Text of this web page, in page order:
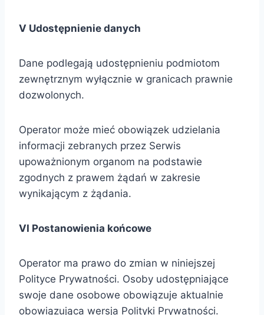
V Udostępnienie danych
Dane podlegają udostępnieniu podmiotom
zewnętrznym wyłącznie w granicach prawnie
dozwolonych.
Operator może mieć obowiązek udzielania
informacji zebranych przez Serwis
upoważnionym organom na podstawie
zgodnych z prawem żądań w zakresie
wynikającym z żądania.
VI Postanowienia końcowe
Operator ma prawo do zmian w niniejszej
Polityce Prywatności. Osoby udostępniające
swoje dane osobowe obowiązuje aktualnie
obowiązująca wersja Polityki Prywatności.